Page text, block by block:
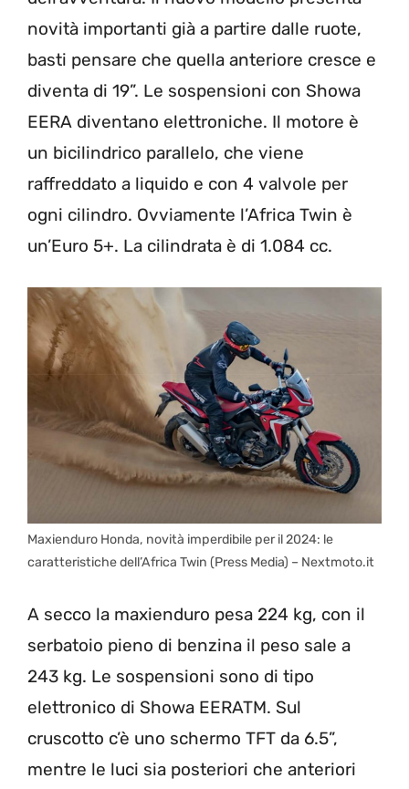
novità importanti già a partire dalle ruote,
basti pensare che quella anteriore cresce e
diventa di 19”. Le sospensioni con Showa
EERA diventano elettroniche. Il motore è
un bicilindrico parallelo, che viene
raffreddato a liquido e con 4 valvole per
ogni cilindro. Ovviamente l’Africa Twin è
un’Euro 5+. La cilindrata è di 1.084 cc.
Maxienduro Honda, novità imperdibile per il 2024: le
caratteristiche dell’Africa Twin (Press Media) – Nextmoto.it
A secco la maxienduro pesa 224 kg, con il
serbatoio pieno di benzina il peso sale a
243 kg. Le sospensioni sono di tipo
elettronico di Showa EERATM. Sul
cruscotto c’è uno schermo TFT da 6.5”,
mentre le luci sia posteriori che anteriori